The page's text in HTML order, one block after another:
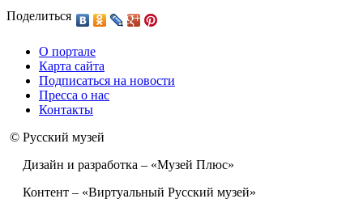
Поделиться
О портале
Карта сайта
Подписаться на новости
Пресса о нас
Контакты
© Русский музей
Дизайн и разработка – «Музей Плюс»
Контент – «Виртуальный Русский музей»